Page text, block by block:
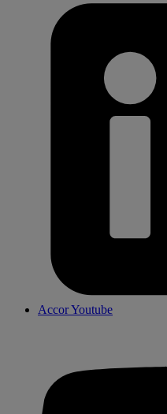
Accor Youtube